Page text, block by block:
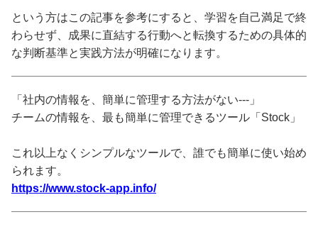
という方はこの記事を参考にすると、学習を自己満足で終
わらせず、成果に直結する行動へと転換するための具体的
な判断基準と実践方法が明確になります。
「社内の情報を、簡単に管理する方法がない---」
チームの情報を、最も簡単に管理できるツール「Stock」
これ以上なくシンプルなツールで、誰でも簡単に使い始め
られます。
https://www.stock-app.info/